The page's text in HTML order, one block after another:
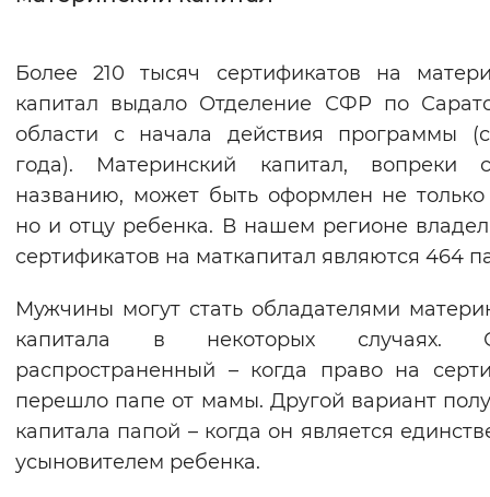
Нормальный Увеличенный
Цвет сайта
Инверсивный
Синий фон
Включены Выключены
Звуковой ассистент
Воспроизвести Остановить
Более 210 тысяч сертификатов на
капитал выдало Отделение СФР по
области с начала действия программы
года). Материнский капитал, вопреки
названию, может быть оформлен не
но и отцу ребенка. В нашем регионе
сертификатов на маткапитал являются 464
Мужчины могут стать обладателями
капитала в некоторых случаях.
распространенный – когда право на
перешло папе от мамы. Другой вариант
капитала папой – когда он является
усыновителем ребенка.